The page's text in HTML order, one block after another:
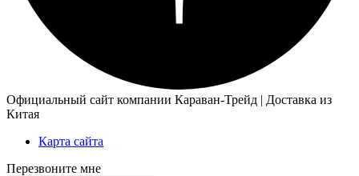
Официальный сайт компании Караван-Трейд | Доставка из
Китая
Карта сайта
Перезвоните мне